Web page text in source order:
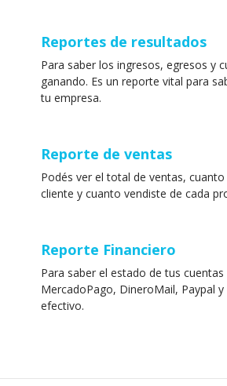
Reportes de resultados
Para saber los ingresos, egresos y
ganando. Es un reporte vital para
tu empresa.
Reporte de ventas
Podés ver el total de ventas,
cliente y cuanto vendiste de cada
Reporte Financiero
Para saber el estado de tus cuentas
MercadoPago, DineroMail, Paypal
efectivo.